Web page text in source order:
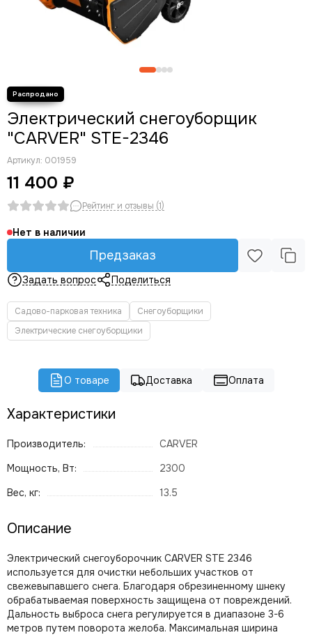
Опрыскиватели
Аккумуляторная садовая техника
Электрический снегоуборщик
"CARVER" STE-2346
Артикул: 001959
11 400 ₽
Рейтинг и отзывы (1)
Нет в наличии
Предзаказ
Задать вопрос Поделиться
Садово-парковая техника
Снегоуборщики
Электрические снегоуборщики
О товаре Доставка Оплата
Характеристики
Производитель:
CARVER
Мощность, Вт:
2300
Вес, кг:
13.5
Описание
Электрический снегоуборочник CARVER STE 2346
используется для очистки небольших участков от
свежевыпавшего снега. Благодаря обрезиненному шнеку
обрабатываемая поверхность защищена от повреждений.
Дальность выброса снега регулируется в диапазоне 3-6
метров путем поворота желоба. Максимальная ширина